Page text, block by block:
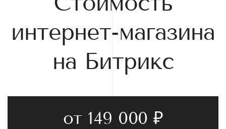
интернет-магазина
на Битрикс
от 149 000 ₽